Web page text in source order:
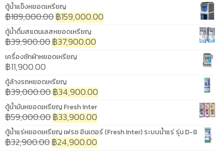
ตู้น้ำแข็งหยอดเหรียญ
฿189,000.00฿159,000.00
ตู้น้ำดื่มสแตนเลสหยอดเหรียญ
฿39,900.00฿37,900.00
เครื่องซักผ้าหยอดเหรียญ
฿11,900.00
ตู้ล้างรถหยอดเหรียญ
฿39,000.00฿34,900.00
ตู้น้ำมันหยอดเหรียญ Fresh Inter
฿59,000.00฿33,900.00
ตู้น้ำแร่หยอดเหรียญ เฟรช อินเตอร์ (Fresh Inter) ระบบน้ำแร่ รุ่น D-8
฿32,900.00฿24,900.00